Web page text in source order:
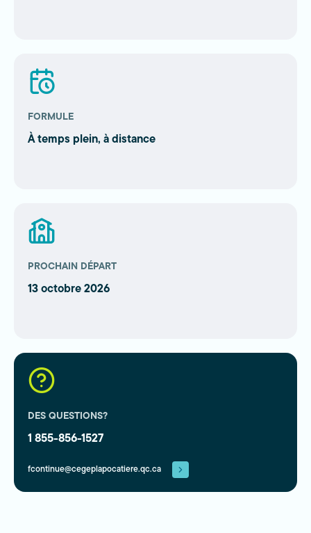
FORMULE
À temps plein, à distance
PROCHAIN DÉPART
13 octobre 2026
DES QUESTIONS?
1 855-856-1527
fcontinue@cegeplapocatiere.qc.ca